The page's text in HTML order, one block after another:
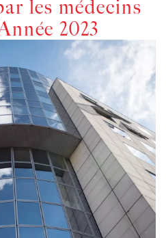
les médecins
2023